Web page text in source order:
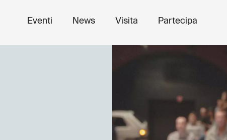
Eventi News Visita Partecipa